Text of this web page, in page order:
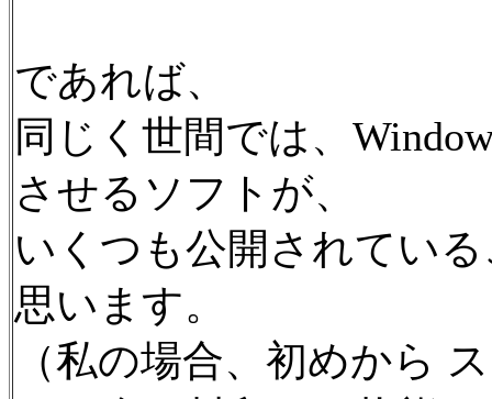
であれば、
同じく世間では、
させるソフトが、
いくつも公開されてい
思います。
（私の場合、初めから